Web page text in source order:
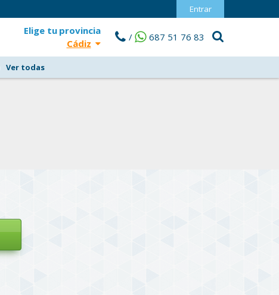
Entrar
Elige tu provincia
Cádiz
/ 687 51 76 83
Ver todas